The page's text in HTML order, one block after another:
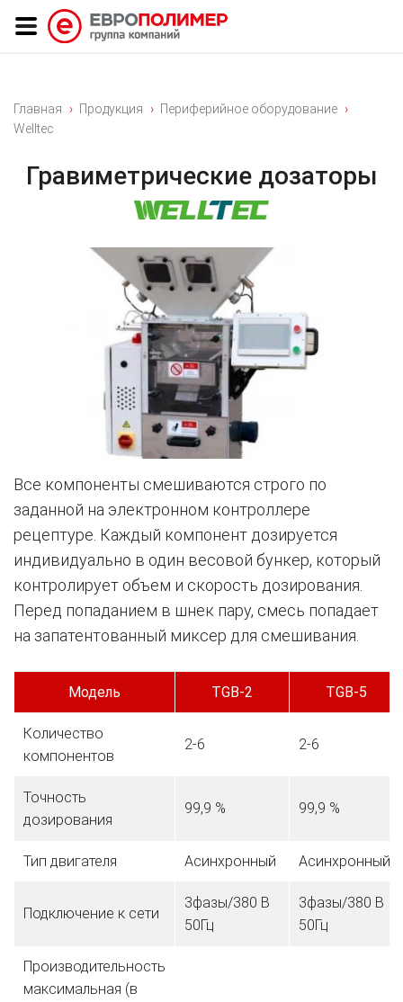
Главная Продукция
Периферийное оборудование
Welltec
Гравиметрические дозаторы
Все компоненты смешиваются строго по
заданной на электронном контроллере
рецептуре. Каждый компонент дозируется
индивидуально в один весовой бункер, который
контролирует объем и скорость дозирования.
Перед попаданием в шнек пару, смесь попадает
на запатентованный миксер для смешивания.
Модель TGB-2 TGB-5
Количество
компонентов
2-6 2-6
Точность
дозирования
99,9 % 99,9 %
Тип двигателя Асинхронный Асинхронный
Подключение к сети
3фазы/380 В
50Гц
3фазы/380 В
50Гц
Производительность
максимальная (в